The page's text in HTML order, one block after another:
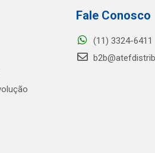
Fale Conosco
(11) 3324-6411